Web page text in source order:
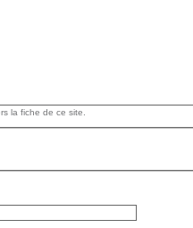
Votre message sera automatiquement complété du lien vers la fiche de ce site.